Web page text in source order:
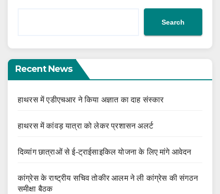
Search
Recent News
हाथरस में एडीएचआर ने किया अज्ञात का दाह संस्कार
हाथरस में कांवड़ यात्रा को लेकर प्रशासन अलर्ट
दिव्यांग छात्राओं से ई-ट्राईसाइकिल योजना के लिए मांगे आवेदन
कांग्रेस के राष्ट्रीय सचिव तोकीर आलम ने ली कांग्रेस की संगठन
समीक्षा बैठक